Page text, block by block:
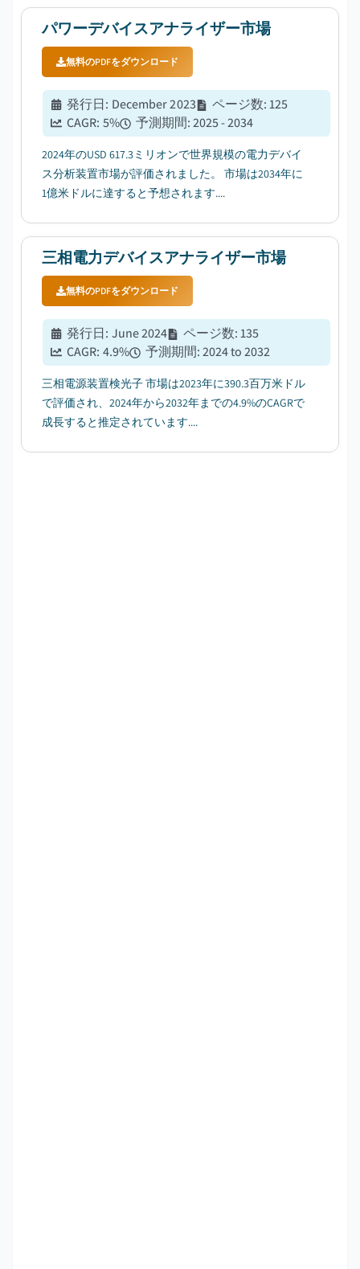
パワーデバイスアナライザー市場
無料のPDFをダウンロード
発行日: December 2023 ページ数:125
CAGR: 5% 予測期間:2025 - 2034
2024年のUSD 617.3ミリオンで世界規模の電力デバイ
ス分析装置市場が評価されました。 市場は2034年に
1億米ドルに達すると予想されます....
三相電力デバイスアナライザー市場
無料のPDFをダウンロード
発行日: June 2024 ページ数:135
CAGR: 4.9% 予測期間:2024 to 2032
三相電源装置検光子 市場は2023年に390.3百万米ドル
で評価され、2024年から2032年までの4.9%のCAGRで
成長すると推定されています....